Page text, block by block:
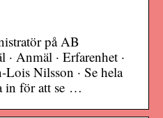
på AB
Anmäl · Erfarenhet ·
Nilsson · Se hela
in för att se …